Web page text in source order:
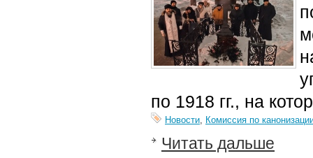
по 1918 гг., на
Новости, Комиссия по
Читать дальше